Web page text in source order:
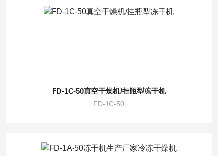
FD-1C-50真空干燥机/挂瓶型冻干机
FD-1C-50